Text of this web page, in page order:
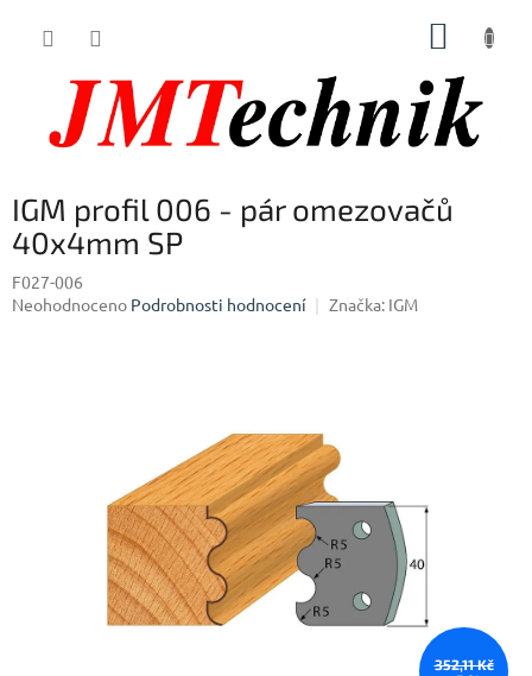
IGM profil 006 - pár omezovačů
40x4mm SP
F027-006
Průměrné
Neohodnoceno Podrobnosti hodnocení Značka: IGM
352,11 Kč